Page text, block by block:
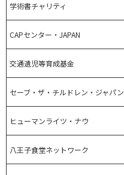
学術書チャリティ
CAPセンター・JAPAN
交通遺児等育成基金
セーブ・ザ・チルドレン・ジャパン
ヒューマンライツ・ナウ
八王子食堂ネットワーク